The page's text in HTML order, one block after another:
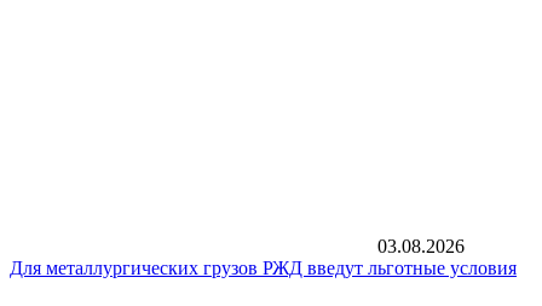
03.08.2026
Для металлургических грузов РЖД введут льготные условия